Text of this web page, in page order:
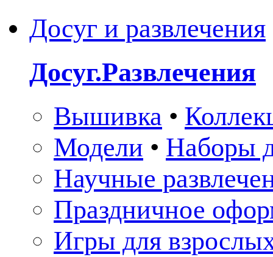
Досуг и развлечения
Досуг.Развлечения
Вышивка •
Модели • Наборы
Научные
Праздничное
Игры для